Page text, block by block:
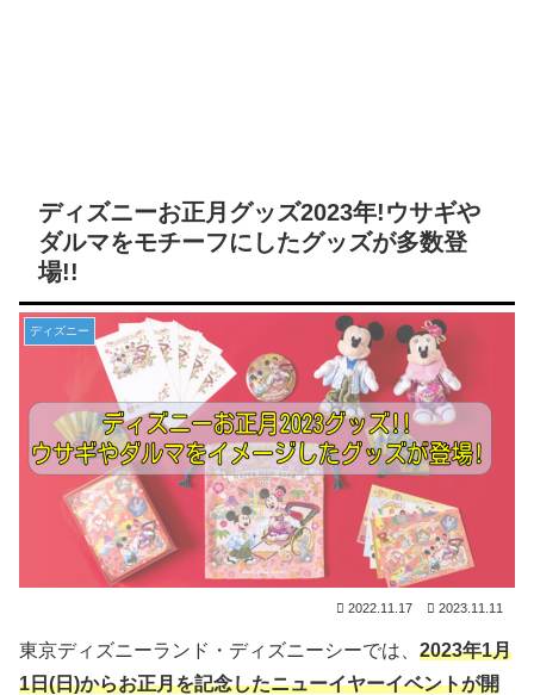
ディズニーお正月グッズ2023年!ウサギや
ダルマをモチーフにしたグッズが多数登
場!!
ディズニー
2022.11.17 2023.11.11
東京ディズニーランド・ディズニーシーでは、 2023年1月
1日(日)からお正月を記念したニューイヤーイベントが開